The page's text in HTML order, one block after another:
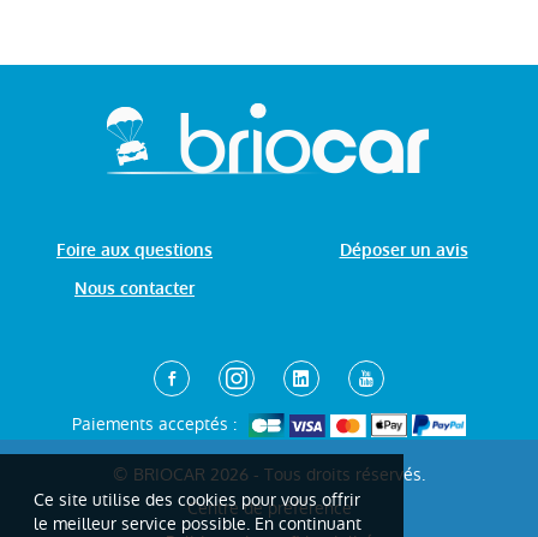
Ce site utilise des cookies pour vous offrir
le meilleur service possible. En continuant
Foire aux questions
Nous contacter
Déposer un avis
Paiements acceptés :
© BRIOCAR 2026 - Tous droits réservés.
Centre de préférence